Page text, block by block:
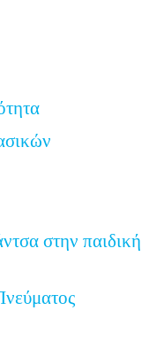
στην παιδική